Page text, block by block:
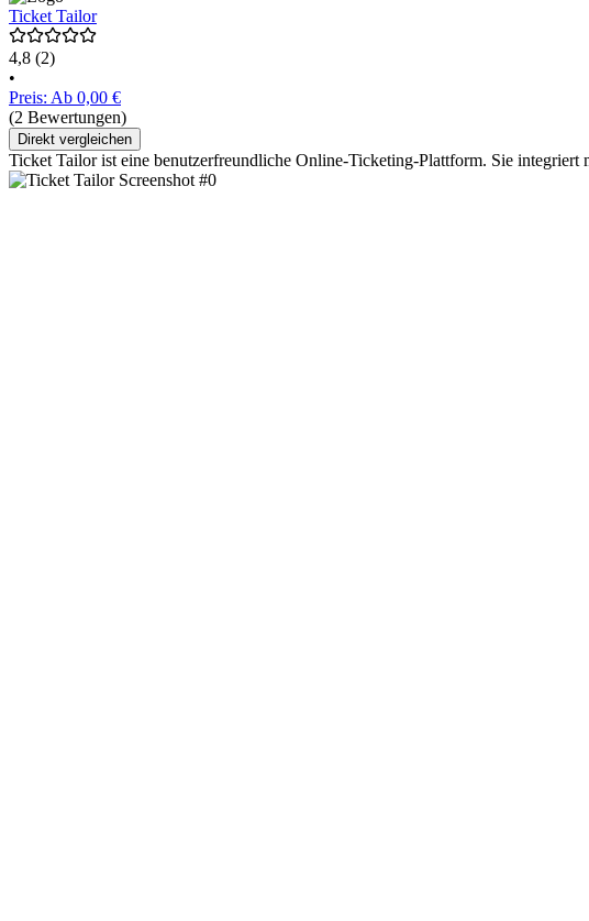
Ticket Tailor
4,8 (2)
•
Preis: Ab 0,00 €
(2 Bewertungen)
Direkt vergleichen
Ticket Tailor ist eine benutzerfreundliche Online-Ticketing-Plattform. Sie